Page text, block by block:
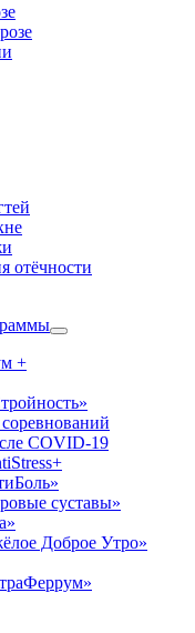
отёчности
+
COVID-19
суставы»
Доброе Утро»